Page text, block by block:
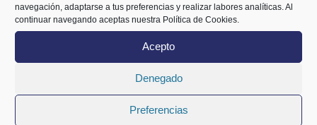
navegación, adaptarse a tus preferencias y realizar labores analíticas. Al
continuar navegando aceptas nuestra Política de Cookies.
Acepto
Denegado
Preferencias